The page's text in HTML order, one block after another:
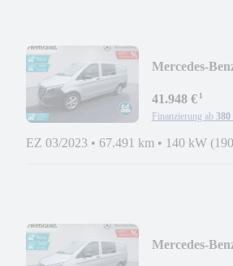
Mercedes-
41.948 €¹
Finanzierung ab 380
EZ 03/2023 • 67.491 km • 140 kW
Mercedes-